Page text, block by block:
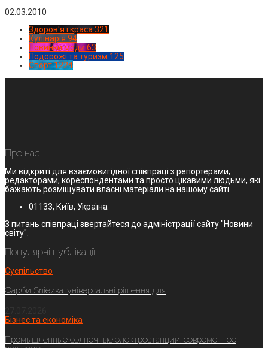
02.03.2010
Здоров'я і краса 321
Кулінарія 94
Новинки моди 63
Подорожі та туризм 125
Спорт1224
Про нас
Ми відкриті для взаємовигідної співпраці з репортерами,
редакторами, кореспондентами та просто цікавими людьми, які
бажають розміщувати власні матеріали на нашому сайті.
01133, Київ, Україна
З питань співпраці звертайтеся до адміністрації сайту "Новини
світу".
Популярні публікації
Суспільство
Фарби Sniezka: універсальні рішення для
Бізнес та економіка
Промышленные солнечные электростанции: современное